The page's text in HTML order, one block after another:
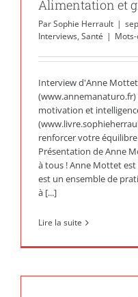
Alimentation et
ParSophie Herrault |
Interviews, Santé |
Interview d'Anne
(www.annemanaturo.fr)
motivation et
renforcer votre
Présentation de Anne
à tous ! Anne Mottet
est un ensemble de
à [...]
Lire la suite